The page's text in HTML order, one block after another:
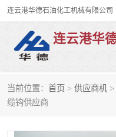
当前位置： 首页 > 供应商机 >
缆钩供应商
陆用流体装卸臂
液氨鹤管